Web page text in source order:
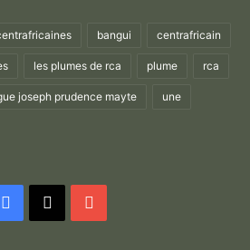
bangui centrafricain
les plumes de rca plume rca
joseph prudence mayte une
Facebook